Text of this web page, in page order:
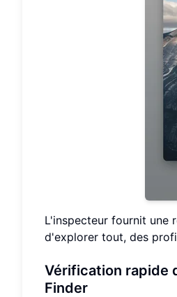
L'inspecteur fournit une
d'explorer tout, des
Vérification rapide
Finder